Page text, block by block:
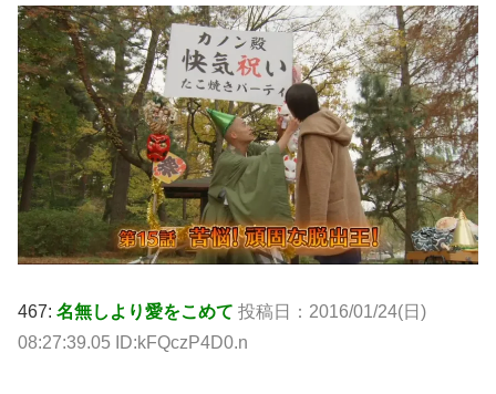
467: 名無しより愛をこめて 投稿日：2016/01/24(日)
08:27:39.05 ID:kFQczP4D0.n